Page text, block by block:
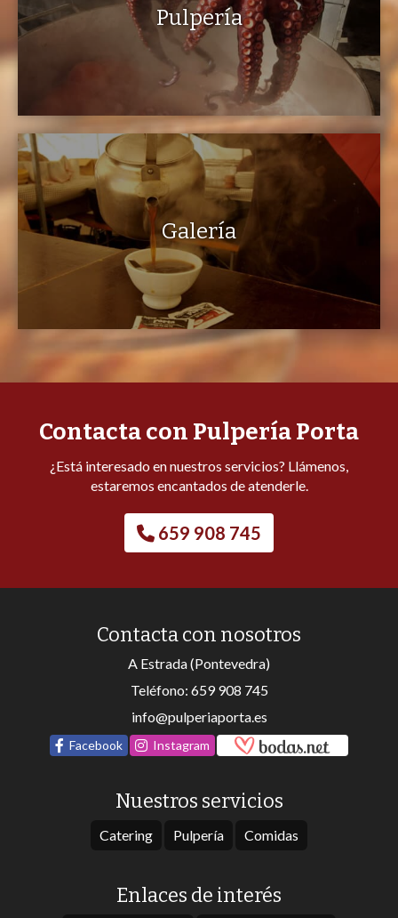
Pulpería
Galería
Contacta con Pulpería Porta
¿Está interesado en nuestros servicios? Llámenos,
estaremos encantados de atenderle.
659 908 745
Enlaces de interés
Nuestros servicios
Catering Pulpería Comidas
Contacta con nosotros
A Estrada (Pontevedra)
Teléfono: 659 908 745
info@pulperiaporta.es
Facebook Instagram